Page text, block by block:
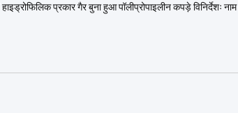
प्रकार गैर बुना हुआ पॉलीप्रोपाइलीन कपड़े विनिर्देशः